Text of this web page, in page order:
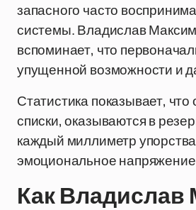
запасного часто
системы. Владислав
вспоминает, что
упущенной возможности и
Статистика показывает,
списки, оказываются в
каждый миллиметр
эмоциональное
Как Владислав